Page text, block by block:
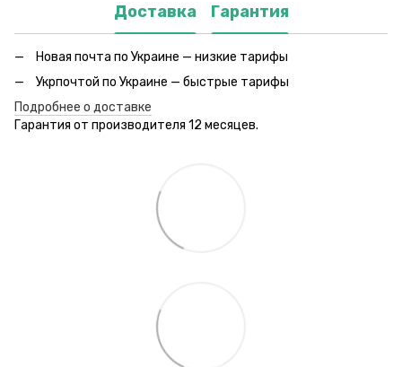
Доставка Гарантия
Новая почта по Украине — низкие тарифы
Укрпочтой по Украине — быстрые тарифы
Подробнее о доставке
Гарантия от производителя 12 месяцев.